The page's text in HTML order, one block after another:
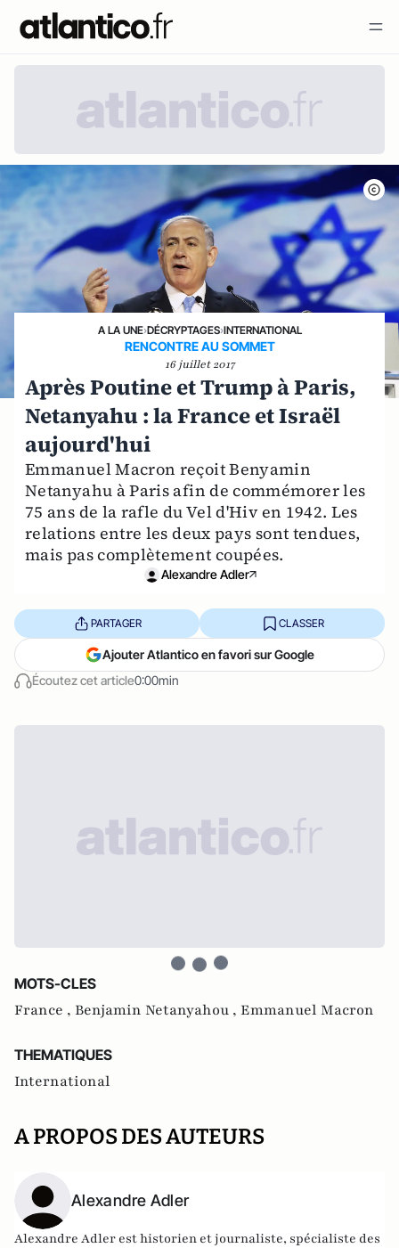
A LA UNE›DÉCRYPTAGES›INTERNATIONAL
RENCONTRE AU SOMMET
16 juillet 2017
Après Poutine et Trump à Paris,
Netanyahu : la France et Israël
aujourd'hui
Emmanuel Macron reçoit Benyamin
Netanyahu à Paris afin de commémorer les
75 ans de la rafle du Vel d'Hiv en 1942. Les
relations entre les deux pays sont tendues,
mais pas complètement coupées.
Alexandre Adler
Écoutez cet article0:00min
PARTAGER CLASSER
Ajouter Atlantico en favori sur Google
MOTS-CLES
France , Benjamin Netanyahou , Emmanuel Macron
THEMATIQUES
International
A PROPOS DES AUTEURS
Alexandre Adler
Alexandre Adler est historien et journaliste, spécialiste des